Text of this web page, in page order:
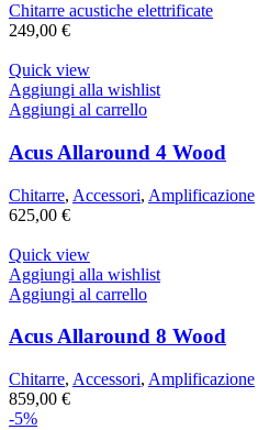
Chitarre acustiche elettrificate
249,00 €
Quick view
Aggiungi alla wishlist
Aggiungi al carrello
Acus Allaround 4 Wood
Chitarre, Accessori, Amplificazione
625,00 €
Quick view
Aggiungi alla wishlist
Aggiungi al carrello
Acus Allaround 8 Wood
Chitarre, Accessori, Amplificazione
859,00 €
-5%